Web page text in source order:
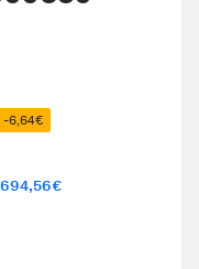
-6,64€
694,56€